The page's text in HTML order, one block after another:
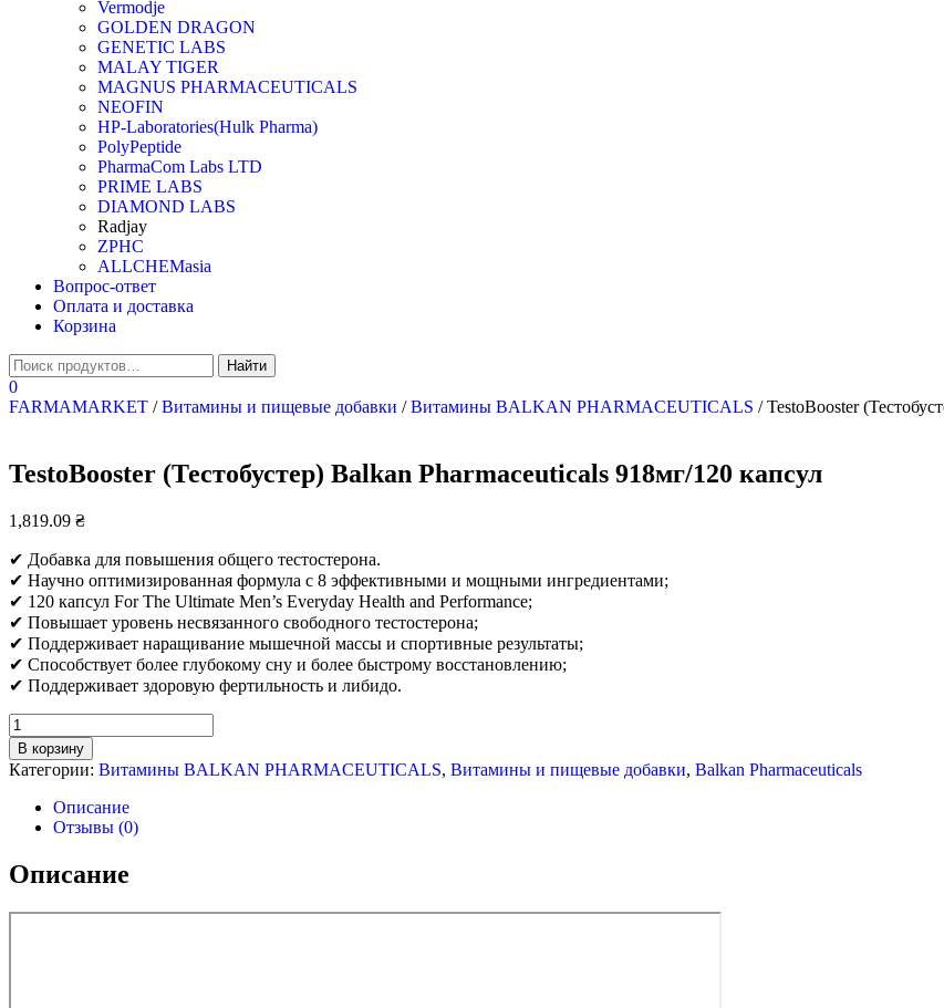
Vermodje
GOLDEN DRAGON
GENETIC LABS
MALAY TIGER
MAGNUS PHARMACEUTICALS
NEOFIN
HP-Laboratories(Hulk Pharma)
PolyPeptide
PharmaCom Labs LTD
PRIME LABS
DIAMOND LABS
Radjay
ZPHC
ALLCHEMasia
Вопрос-ответ
Оплата и доставка
Корзина
0
FARMAMARKET /Витамины и пищевые добавки /Витамины BALKAN PHARMACEUTICALS / TestoBooster
TestoBooster (Тестобустер) Balkan Pharmaceuticals 918мг/120 капсул
1,819.09 ₴
✔ Добавка для повышения общего тестостерона.
✔ Научно оптимизированная формула с 8 эффективными и мощными ингредиентами;
✔ 120 капсул For The Ultimate Men’s Everyday Health and Performance;
✔ Повышает уровень несвязанного свободного тестостерона;
✔ Поддерживает наращивание мышечной массы и спортивные результаты;
✔ Способствует более глубокому сну и более быстрому восстановлению;
✔ Поддерживает здоровую фертильность и либидо.
Количество
TestoBooster
(Тестобустер)
Balkan
Pharmaceuticals
918мг/120
В корзину
Категории: Витамины BALKAN PHARMACEUTICALS, Витамины и пищевые добавки, Balkan Pharmaceuticals
Описание
Отзывы (0)
Описание